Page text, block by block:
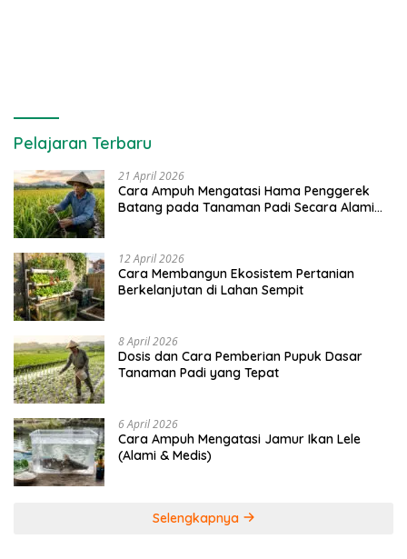
Pelajaran Terbaru
21 April 2026
Cara Ampuh Mengatasi Hama Penggerek
Batang pada Tanaman Padi Secara Alami
12 April 2026
Cara Membangun Ekosistem Pertanian
Berkelanjutan di Lahan Sempit
8 April 2026
Dosis dan Cara Pemberian Pupuk Dasar
Tanaman Padi yang Tepat
6 April 2026
Cara Ampuh Mengatasi Jamur Ikan Lele
(Alami & Medis)
Selengkapnya